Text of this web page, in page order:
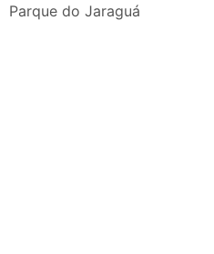
Parque do Jaraguá